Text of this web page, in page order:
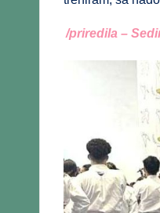
/priredila –